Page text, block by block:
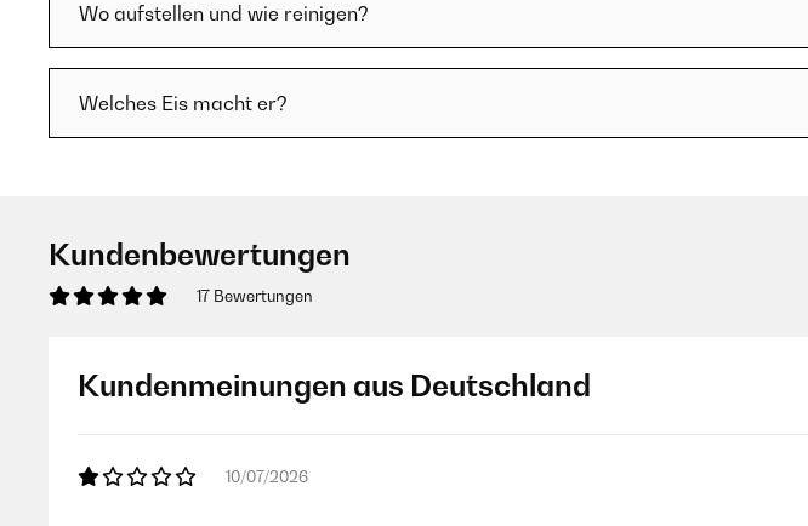
Wo aufstellen und wie reinigen?
Welches Eis macht er?
Kundenbewertungen
17 Bewertungen
Kundenmeinungen aus Deutschland
10/07/2026